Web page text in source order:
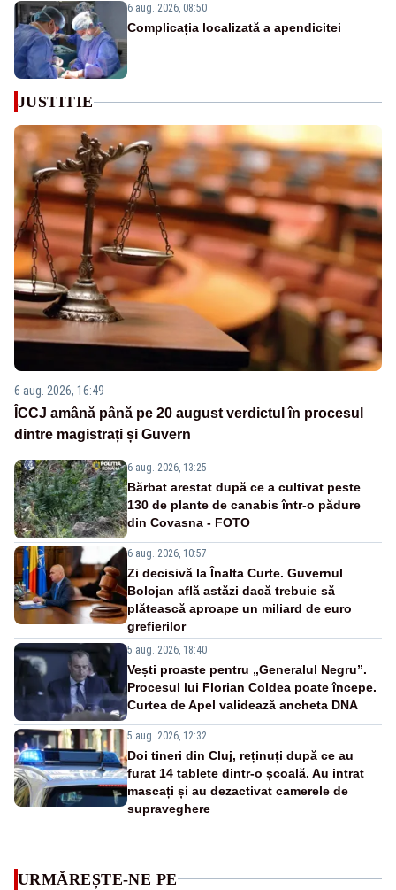
6 aug. 2026, 08:50
Complicația localizată a apendicitei
JUSTITIE
6 aug. 2026, 16:49
ÎCCJ amână până pe 20 august verdictul în procesul
dintre magistrați și Guvern
6 aug. 2026, 13:25
Bărbat arestat după ce a cultivat peste
130 de plante de canabis într-o pădure
din Covasna - FOTO
6 aug. 2026, 10:57
Zi decisivă la Înalta Curte. Guvernul
Bolojan află astăzi dacă trebuie să
plătească aproape un miliard de euro
grefierilor
5 aug. 2026, 18:40
Vești proaste pentru „Generalul Negru”.
Procesul lui Florian Coldea poate începe.
Curtea de Apel validează ancheta DNA
5 aug. 2026, 12:32
Doi tineri din Cluj, reținuți după ce au
furat 14 tablete dintr-o școală. Au intrat
mascați și au dezactivat camerele de
supraveghere
URMĂREȘTE-NE PE